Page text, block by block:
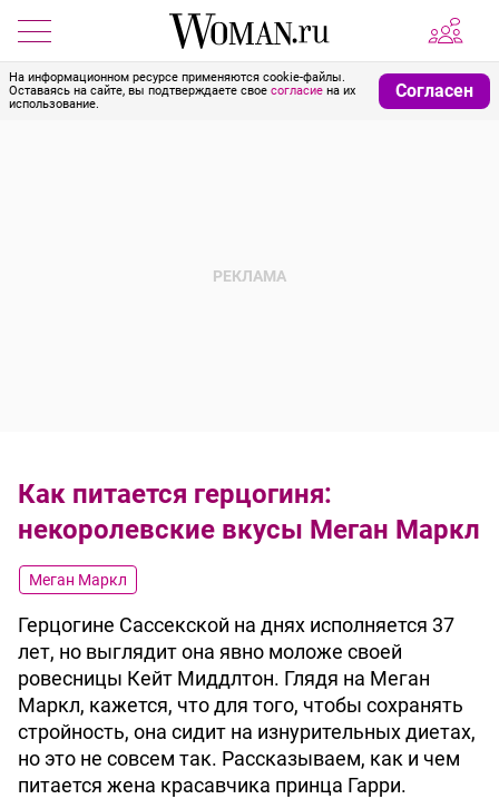
На информационном ресурсе применяются cookie-файлы.
Оставаясь на сайте, вы подтверждаете свое согласие на их
использование.
Согласен
Как питается герцогиня:
некоролевские вкусы Меган Маркл
Меган Маркл
Герцогине Сассекской на днях исполняется 37
лет, но выглядит она явно моложе своей
ровесницы Кейт Миддлтон. Глядя на Меган
Маркл, кажется, что для того, чтобы сохранять
стройность, она сидит на изнурительных диетах,
но это не совсем так. Рассказываем, как и чем
питается жена красавчика принца Гарри.